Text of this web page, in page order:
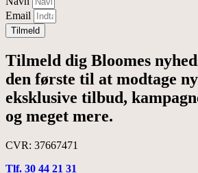
Email
Tilmeld
Tilmeld dig Bloomes
den første til at modtage
eksklusive tilbud,
og meget mere.
CVR: 37667471
Tlf. 30 44 21 31